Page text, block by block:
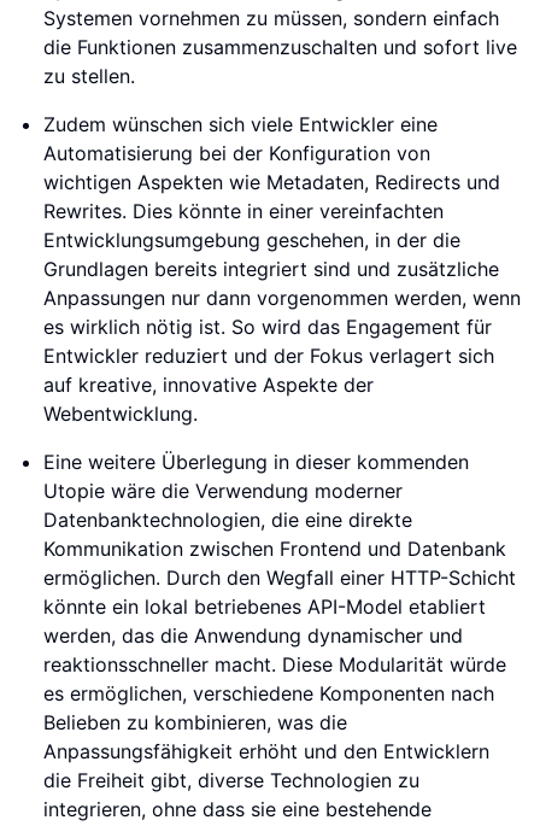
Systemen vornehmen zu müssen, sondern einfach
die Funktionen zusammenzuschalten und sofort live
zu stellen.
Zudem wünschen sich viele Entwickler eine
Automatisierung bei der Konfiguration von
wichtigen Aspekten wie Metadaten, Redirects und
Rewrites. Dies könnte in einer vereinfachten
Entwicklungsumgebung geschehen, in der die
Grundlagen bereits integriert sind und zusätzliche
Anpassungen nur dann vorgenommen werden, wenn
es wirklich nötig ist. So wird das Engagement für
Entwickler reduziert und der Fokus verlagert sich
auf kreative, innovative Aspekte der
Webentwicklung.
Eine weitere Überlegung in dieser kommenden
Utopie wäre die Verwendung moderner
Datenbanktechnologien, die eine direkte
Kommunikation zwischen Frontend und Datenbank
ermöglichen. Durch den Wegfall einer HTTP-Schicht
könnte ein lokal betriebenes API-Model etabliert
werden, das die Anwendung dynamischer und
reaktionsschneller macht. Diese Modularität würde
es ermöglichen, verschiedene Komponenten nach
Belieben zu kombinieren, was die
Anpassungsfähigkeit erhöht und den Entwicklern
die Freiheit gibt, diverse Technologien zu
integrieren, ohne dass sie eine bestehende